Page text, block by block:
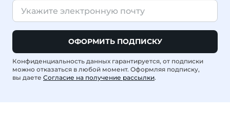
ОФОРМИТЬ ПОДПИСКУ
Конфиденциальность данных гарантируется, от подписки
можно отказаться в любой момент. Оформляя подписку,
вы даете Согласие на получение рассылки.